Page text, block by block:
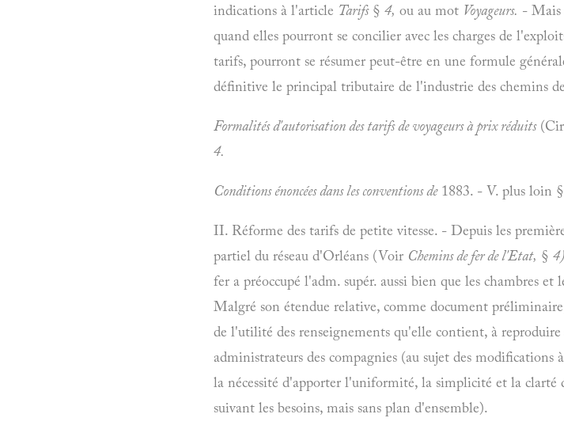
indications à l'article Tarifs§ 4, ou au mot Voyageurs. - Mais
quand elles pourront se concilier avec les charges de
tarifs, pourront se résumer peut-être en une formule
définitive le principal tributaire de l'industrie des chemins
Formalités d'autorisation des tarifs de voyageurs à prix réduits
4.
Conditions énoncées dans les conventions de1883. - V. plus loin §
II. Réforme des tarifs de petite vitesse. - Depuis les
partiel du réseau d'Orléans (Voir Chemins de fer de l'Etat, §
fer a préoccupé l'adm. supér. aussi bien que les chambres
Malgré son étendue relative, comme document
de l'utilité des renseignements qu'elle contient, à
administrateurs des compagnies (au sujet des
la nécessité d'apporter l'uniformité, la simplicité et la clarté
suivant les besoins, mais sans plan d'ensemble).